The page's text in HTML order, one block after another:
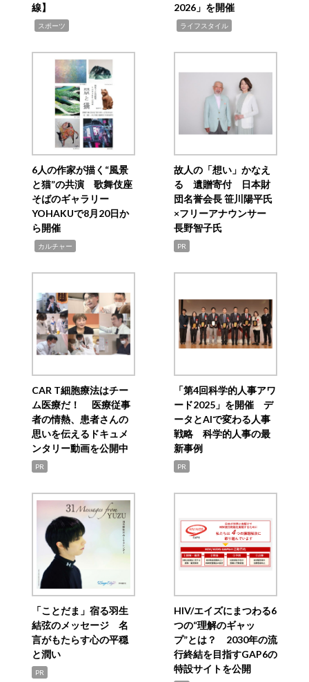
線】
スポーツ
2026」を開催
ライフスタイル
6人の作家が描く“風景
と猫”の共演 歌舞伎座
そばのギャラリー
YOHAKUで8月20日か
ら開催
カルチャー
故人の「想い」かなえ
る 遺贈寄付 日本財
団名誉会長 笹川陽平氏
×フリーアナウンサー
長野智子氏
PR
CAR T細胞療法はチー
ム医療だ！ 医療従事
者の情熱、患者さんの
思いを伝えるドキュメ
ンタリー動画を公開中
PR
「第4回科学的人事アワ
ード2025」を開催 デ
ータとAIで変わる人事
戦略 科学的人事の最
新事例
PR
「ことだま」宿る羽生
結弦のメッセージ 名
言がもたらす心の平穏
と潤い
PR
HIV/エイズにまつわる6
つの“理解のギャッ
プ”とは？ 2030年の流
行終結を目指すGAP6の
特設サイトを公開